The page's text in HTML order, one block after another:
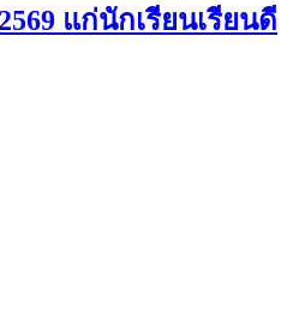
แก่นักเรียนเรียนดี